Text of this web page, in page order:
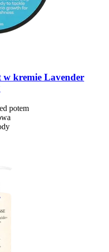
w kremie Lavender
potem